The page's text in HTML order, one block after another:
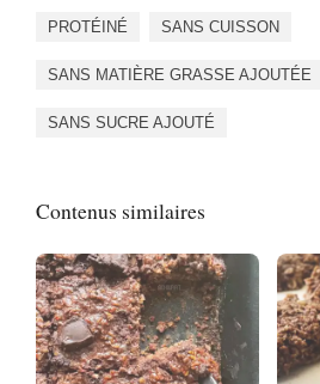
PROTÉINÉ SANS CUISSON
SANS MATIÈRE GRASSE AJOUTÉE
SANS SUCRE AJOUTÉ
Contenus similaires